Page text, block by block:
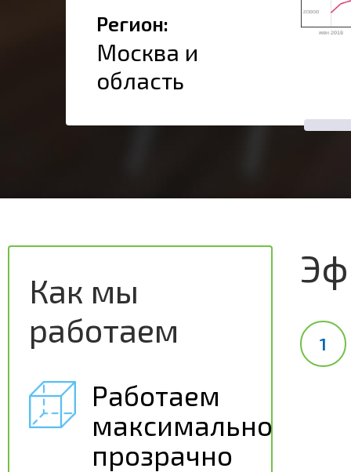
Регион:
Москва и
область
Как мы
работаем
Работаем
максимально
прозрачно